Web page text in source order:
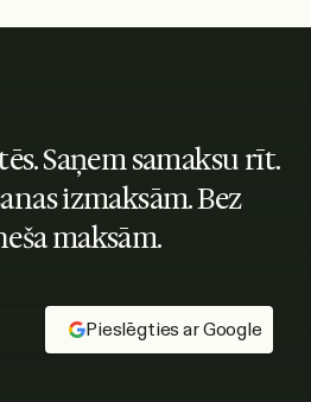
Saņem samaksu rīt.
izmaksām. Bez
maksām.
Pieslēgties ar Google